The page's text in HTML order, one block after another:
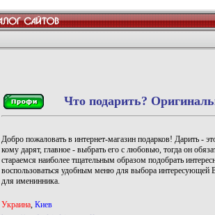
Что подарить?
Добро пожаловать в интернет-магазин подарков! Дарить -
кому дарят, главное - выбрать его с любовью, тогда он
стараемся наиболее тщательным образом подобрать
воспользоваться удобным меню для выбора интересующей
для именинника.
Украина, Киев